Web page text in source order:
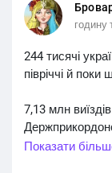
годину
244 тисячі
півріччі й
7,13 млн
користь
Показати